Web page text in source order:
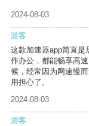
2024-08-03
游客
这款加速器app简直是
作办公，都能畅享高
候，经常因为网速慢
用担心了。
2024-08-03
游客